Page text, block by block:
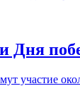
Дня
участие